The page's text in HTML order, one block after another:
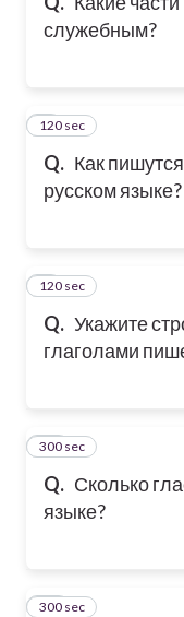
служебным?
Q. Как
русском языке?
8
120 sec
Q. Укажите
глаголами
9
120 sec
Q. Сколько
языке?
10
300 sec
11
300 sec